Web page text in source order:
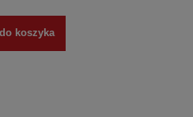
do koszyka